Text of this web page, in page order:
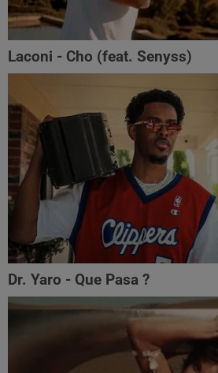
Laconi - Cho (feat. ‪Senyss)‬
Dr. Yaro - Que Pasa ?